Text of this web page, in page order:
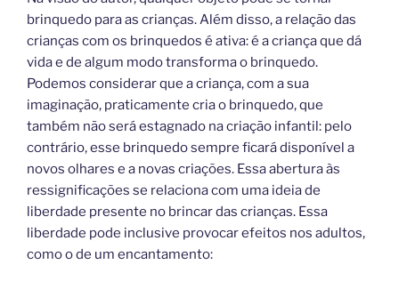
brinquedo para as crianças. Além disso, a relação das
crianças com os brinquedos é ativa: é a criança que dá
vida e de algum modo transforma o brinquedo.
Podemos considerar que a criança, com a sua
imaginação, praticamente cria o brinquedo, que
também não será estagnado na criação infantil: pelo
contrário, esse brinquedo sempre ficará disponível a
novos olhares e a novas criações. Essa abertura às
ressignificações se relaciona com uma ideia de
liberdade presente no brincar das crianças. Essa
liberdade pode inclusive provocar efeitos nos adultos,
como o de um encantamento: